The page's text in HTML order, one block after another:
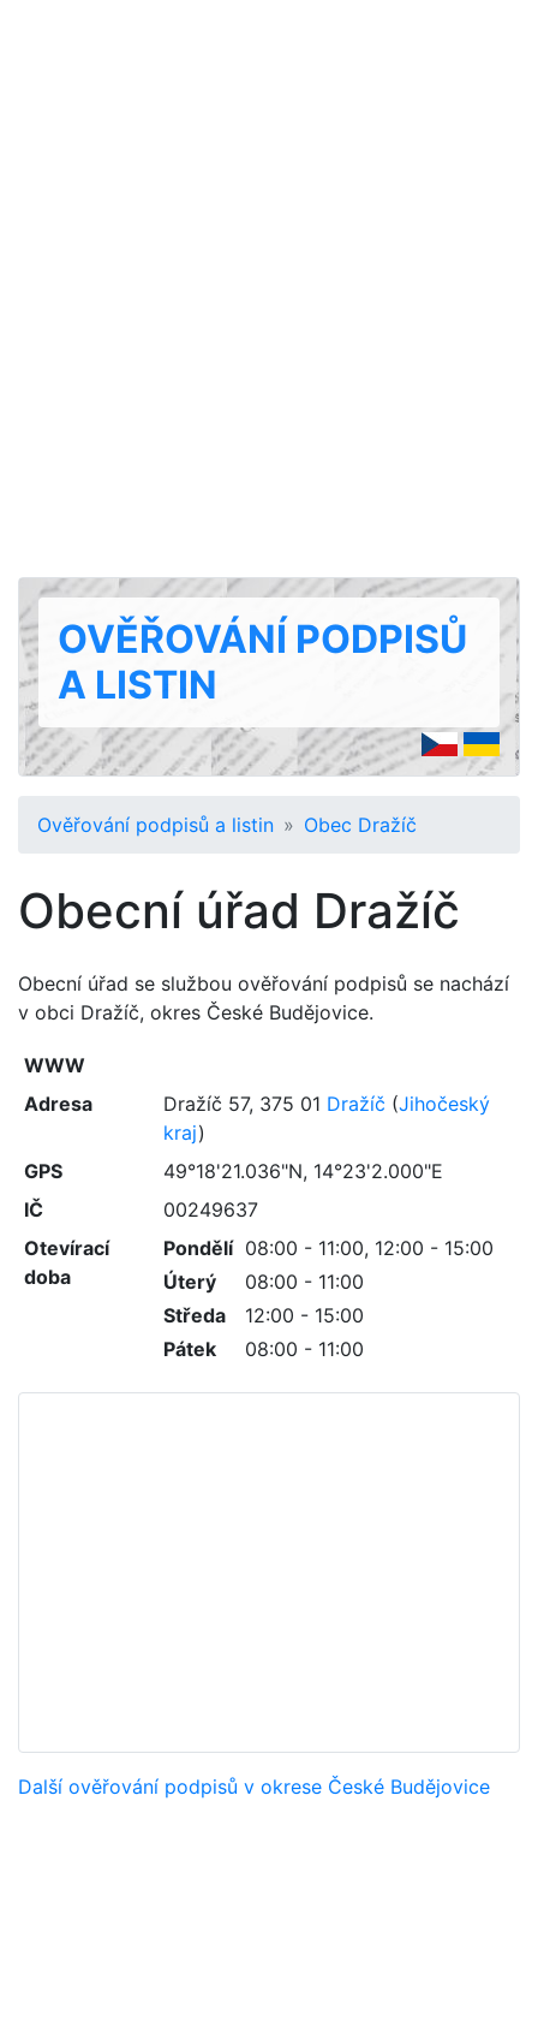
OVĚŘOVÁNÍ PODPISŮ
A LISTIN
Ověřování podpisů a listin Obec Dražíč
Obecní úřad Dražíč
Obecní úřad se službou ověřování podpisů se nachází
v obci Dražíč, okres České Budějovice.
WWW
Adresa
Dražíč 57, 375 01 Dražíč (Jihočeský
kraj)
GPS
49°18'21.036"N, 14°23'2.000"E
IČ
00249637
Otevírací
doba
Pondělí 08:00 - 11:00, 12:00 - 15:00
Úterý
08:00 - 11:00
Středa
12:00 - 15:00
Pátek
08:00 - 11:00
Další ověřování podpisů v okrese České Budějovice